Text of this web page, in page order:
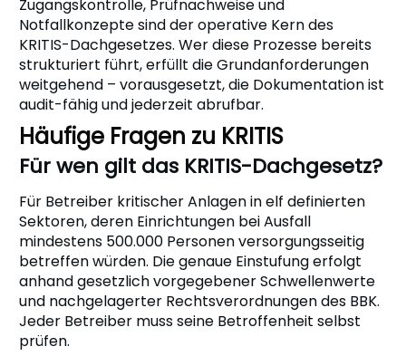
Zugangskontrolle, Prüfnachweise und
Notfallkonzepte sind der operative Kern des
KRITIS-Dachgesetzes. Wer diese Prozesse bereits
strukturiert führt, erfüllt die Grundanforderungen
weitgehend – vorausgesetzt, die Dokumentation ist
audit-fähig und jederzeit abrufbar.
Häufige Fragen zu KRITIS
Für wen gilt das KRITIS-Dachgesetz?
Für Betreiber kritischer Anlagen in elf definierten
Sektoren, deren Einrichtungen bei Ausfall
mindestens 500.000 Personen versorgungsseitig
betreffen würden. Die genaue Einstufung erfolgt
anhand gesetzlich vorgegebener Schwellenwerte
und nachgelagerter Rechtsverordnungen des BBK.
Jeder Betreiber muss seine Betroffenheit selbst
prüfen.